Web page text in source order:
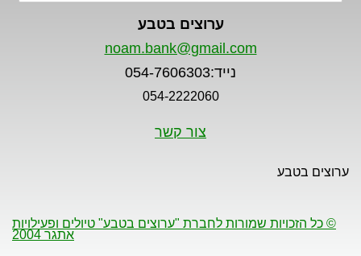
ערוצים בטבע
noam.bank@gmail.com
נייד:054-7606303
054-2222060
צור קשר
ערוצים בטבע
© כל הזכויות שמורות לחברת "ערוצים בטבע" טיולים ופעילויות
אתגר 2004